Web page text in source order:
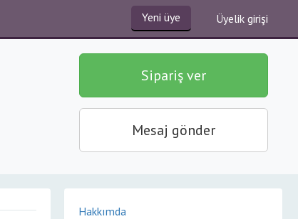
Yeni üye Üyelik girişi
Sipariş ver
Mesaj gönder
Hakkımda